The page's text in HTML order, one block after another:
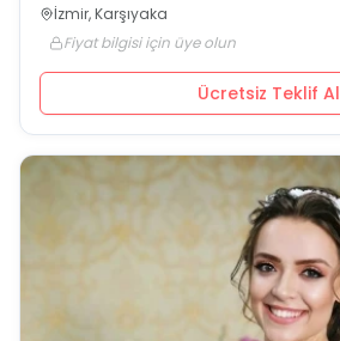
İzmir, Karşıyaka
Fiyat bilgisi için üye olun
Ücretsiz Teklif Al